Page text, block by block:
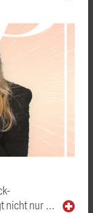
nicht nur …